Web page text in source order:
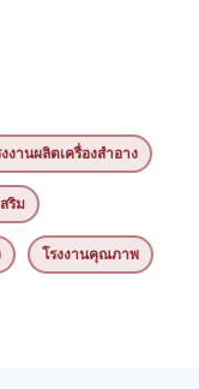
งงานผลิตเครื่องสำอาง
ริม
โรงงานคุณภาพ